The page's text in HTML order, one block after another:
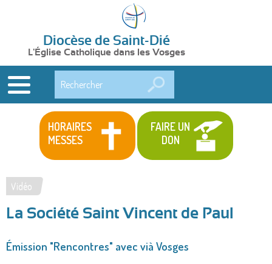
Diocèse de Saint-Dié
L'Église Catholique dans les Vosges
HORAIRES
MESSES
FAIRE UN
DON
Vous
êtes
ici
Vidéo
La Société Saint Vincent de Paul
Émission "Rencontres" avec vià Vosges